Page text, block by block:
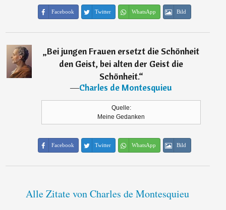
Facebook Twitter WhatsApp Bild
„Bei jungen Frauen ersetzt die Schönheit
den Geist, bei alten der Geist die
Schönheit.“
―Charles de Montesquieu
Quelle:
Meine Gedanken
Facebook Twitter WhatsApp Bild
Alle Zitate von Charles de Montesquieu